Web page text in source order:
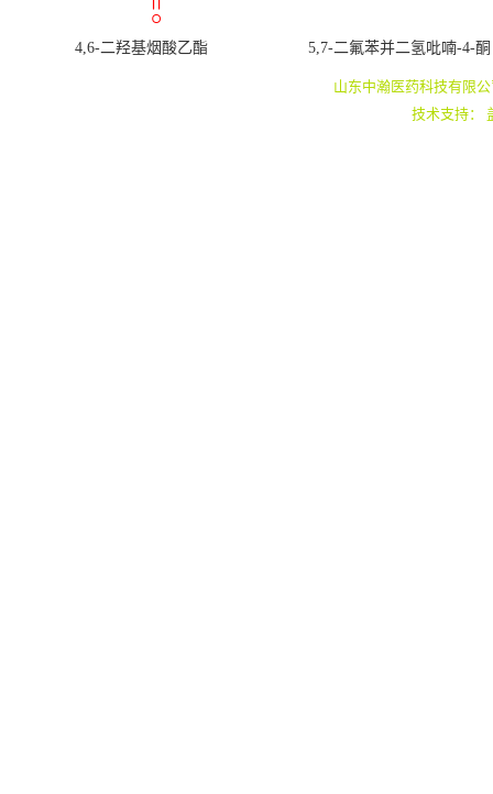
4,6-二羟基烟酸乙酯 5,7-二氟苯并二氢吡喃-4-酮
山东中瀚医药科技有限
技术支持：